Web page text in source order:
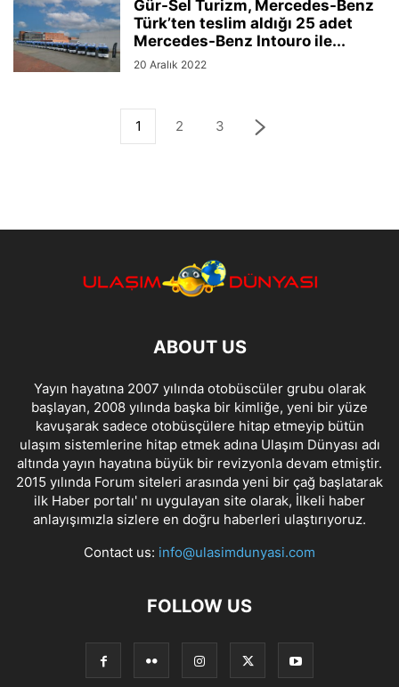
Gür-Sel Turizm, Mercedes-Benz
Türk’ten teslim aldığı 25 adet
Mercedes-Benz Intouro ile...
20 Aralık 2022
1 2 3
ABOUT US
Yayın hayatına 2007 yılında otobüscüler grubu olarak
başlayan, 2008 yılında başka bir kimliğe, yeni bir yüze
kavuşarak sadece otobüsçülere hitap etmeyip bütün
ulaşım sistemlerine hitap etmek adına Ulaşım Dünyası adı
altında yayın hayatına büyük bir revizyonla devam etmiştir.
2015 yılında Forum siteleri arasında yeni bir çağ başlatarak
ilk Haber portalı' nı uygulayan site olarak, İlkeli haber
anlayışımızla sizlere en doğru haberleri ulaştırıyoruz.
Contact us: info@ulasimdunyasi.com
FOLLOW US